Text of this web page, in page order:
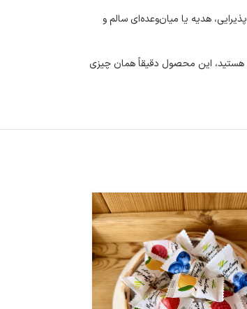
پذیرایی، هدیه یا میان‌وعده‌ای سالم و
هستید، این محصول دقیقاً همان چیزی